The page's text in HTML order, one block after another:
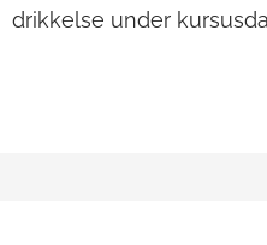
drikkelse under